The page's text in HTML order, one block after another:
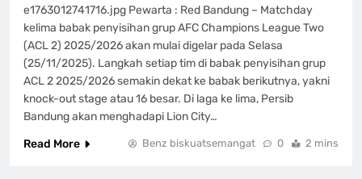
e1763012741716.jpg Pewarta : Red Bandung – Matchday
kelima babak penyisihan grup AFC Champions League Two
(ACL 2) 2025/2026 akan mulai digelar pada Selasa
(25/11/2025). Langkah setiap tim di babak penyisihan grup
ACL 2 2025/2026 semakin dekat ke babak berikutnya, yakni
knock-out stage atau 16 besar. Di laga ke lima, Persib
Bandung akan menghadapi Lion City…
Read More
Benz biskuatsemangat 0 2 mins